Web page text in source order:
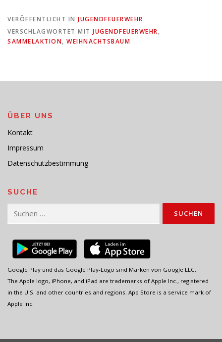
VERÖFFENTLICHT IN JUGENDFEUERWEHR
VERSCHLAGWORTET MIT JUGENDFEUERWEHR,
SAMMELAKTION, WEIHNACHTSBAUM
ÜBER UNS
Kontakt
Impressum
Datenschutzbestimmung
SUCHE
Suchen
Google Play und das Google Play-Logo sind Marken von Google LLC.
The Apple logo, iPhone, and iPad are trademarks of Apple Inc., registered
in the U.S. and other countries and regions. App Store is a service mark of
Apple Inc.